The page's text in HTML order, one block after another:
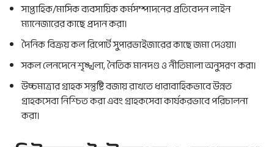
সাপ্তাহিক/মাসিক ব্যবসায়িক কর্মসম্পাদনের প্রতিবেদন লাইন
ম্যানেজারের কাছে প্রদান করা।
দৈনিক বিক্রয় কল রিপোর্ট সুপারভাইজারের কাছে জমা দেওয়া।
সকল লেনদেনে শৃঙ্খলা, নৈতিক মানদণ্ড ও নীতিমালা অনুসরণ করা।
উচ্চমাত্রার গ্রাহক সন্তুষ্টি বজায় রাখতে ধারাবাহিকভাবে উন্নত
গ্রাহকসেবা নিশ্চিত করা এবং গ্রাহকসেবা কার্যকরভাবে পরিচালনা
করা।